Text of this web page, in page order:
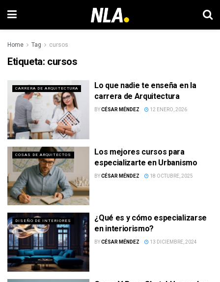
Home Tag cursos
Etiqueta: cursos
CARRERA DE ARQUITECTURA
Lo que nadie te enseña en la
carrera de Arquitectura
BYCÉSAR MÉNDEZ 12 ENERO, 2026
COSAS DE ARQUITECTOS
Los mejores cursos para
especializarte en Urbanismo
BYCÉSAR MÉNDEZ 18 OCTUBRE, 2025
DISEÑO DE INTERIORES
¿Qué es y cómo especializarse
en interiorismo?
BYCÉSAR MÉNDEZ 13 DICIEMBRE, 2024